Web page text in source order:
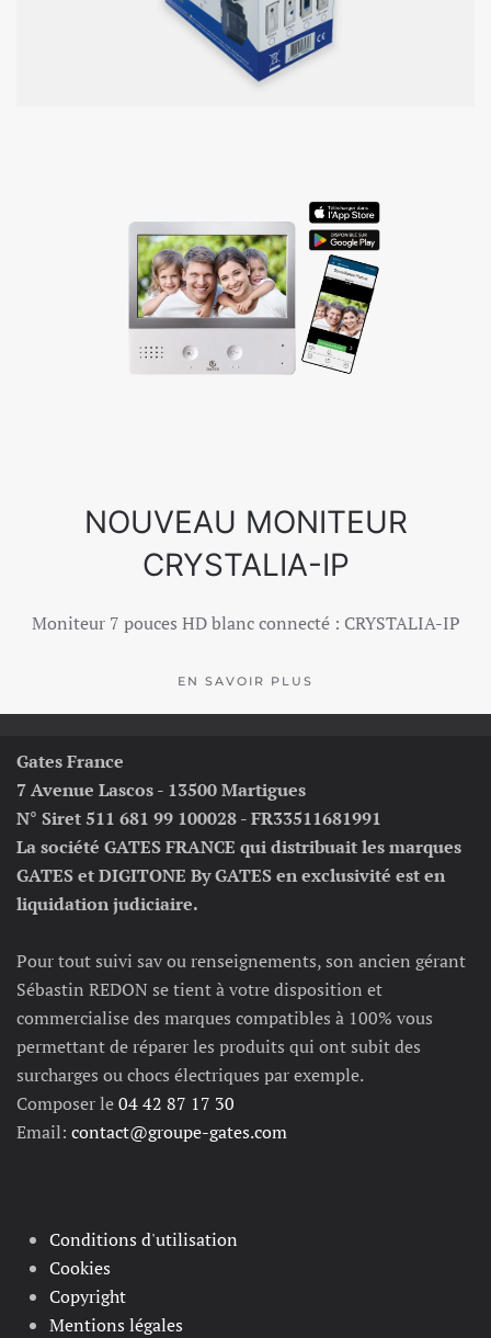
NOUVEAU MONITEUR
CRYSTALIA-IP
Moniteur 7 pouces HD blanc connecté : CRYSTALIA-IP
EN SAVOIR PLUS
Gates France
7 Avenue Lascos - 13500 Martigues
N° Siret 511 681 99 100028 - FR33511681991
La société GATES FRANCE qui distribuait les marques
GATES et DIGITONE By GATES en exclusivité est en
liquidation judiciaire.
Pour tout suivi sav ou renseignements, son ancien gérant
Sébastin REDON se tient à votre disposition et
commercialise des marques compatibles à 100% vous
permettant de réparer les produits qui ont subit des
surcharges ou chocs électriques par exemple.
Composer le04 42 87 17 30
Email: contact@groupe-gates.com
Conditions d'utilisation
Cookies
Copyright
Mentions légales